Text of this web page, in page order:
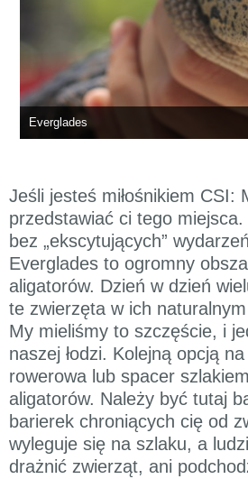
Everglades
Jeśli jesteś miłośnikiem
przedstawiać ci tego
bez „ekscytujących”
Everglades to ogromny
aligatorów. Dzień w dzień
te zwierzęta w ich
My mieliśmy to szczęście, i
naszej łodzi. Kolejną opcją
rowerowa lub spacer
aligatorów. Należy być tutaj
barierek chroniących cię od
wyleguje się na szlaku, a
drażnić zwierząt, ani